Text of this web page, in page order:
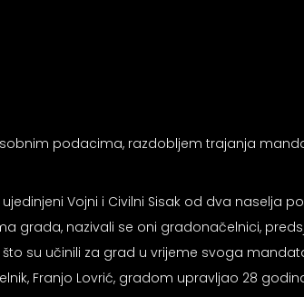
podacima, razdobljem trajanja
Vojni i Civilni Sisak od dva
grada, nazivali se oni gradonačelnici,
su učinili za grad u vrijeme svoga
Franjo Lovrić, gradom upravljao 28